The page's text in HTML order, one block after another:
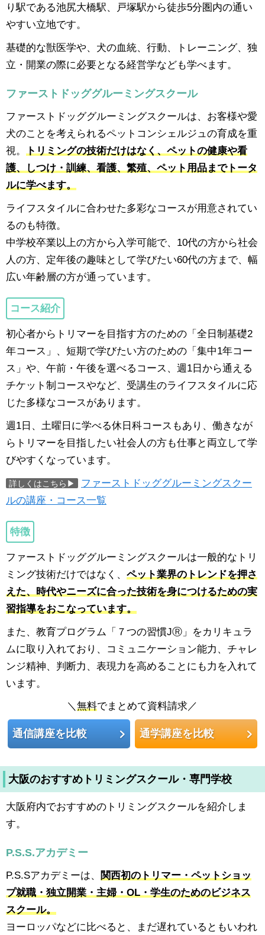
り駅である池尻大橋駅、戸塚駅から徒歩5分圏内の通い
やすい立地です。
基礎的な獣医学や、犬の血統、行動、トレーニング、独
立・開業の際に必要となる経営学なども学べます。
ファーストドッググルーミングスクール
ファーストドッググルーミングスクールは、お客様や愛
犬のことを考えられるペットコンシェルジュの育成を重
視。
トリミングの技術だけはなく、ペットの健康や看
護、しつけ・訓練、看護、繁殖、ペット用品までトータ
ルに学べます。
ライフスタイルに合わせた多彩なコースが用意されてい
るのも特徴。
中学校卒業以上の方から入学可能で、10代の方から社会
人の方、定年後の趣味として学びたい60代の方まで、幅
広い年齢層の方が通っています。
コース紹介
初心者からトリマーを目指す方のための「全日制基礎2
年コース」、短期で学びたい方のための「集中1年コー
ス」や、午前・午後を選べるコース、週1日から通える
チケット制コースやなど、受講生のライフスタイルに応
じた多様なコースがあります。
週1日、土曜日に学べる休日科コースもあり、働きなが
らトリマーを目指したい社会人の方も仕事と両立して学
びやすくなっています。
詳しくはこちら▶
ファーストドッググルーミングスクー
ルの講座・コース一覧
特徴
ファーストドッググルーミングスクールは一般的なトリ
ミング技術だけではなく、 ペット業界のトレンドを押さ
えた、時代やニーズに合った技術を身につけるための実
習指導をおこなっています。
また、教育プログラム「７つの習慣JⓇ」をカリキュラ
ムに取り入れており、コミュニケーション能力、チャレ
ンジ精神、判断力、表現力を高めることにも力を入れて
います。
＼無料でまとめて資料請求／
通信講座を比較 通学講座を比較
大阪のおすすめトリミングスクール・専門学校
大阪府内でおすすめのトリミングスクールを紹介しま
す。
P.S.S.アカデミー
P.S.Sアカデミーは、
関西初のトリマー・ペットショッ
プ就職・独立開業・主婦・OL・学生のためのビジネス
スクール。
ヨーロッパなどに比べると、まだ遅れているともいわれ